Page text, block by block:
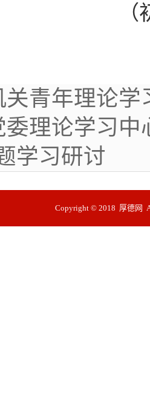
关青年理论学
委理论学习中
学习研讨
Copyright © 2018 厚德网